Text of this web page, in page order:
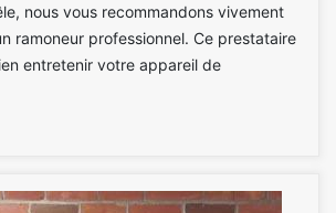
nous vous recommandons vivement
ramoneur professionnel. Ce prestataire
entretenir votre appareil de